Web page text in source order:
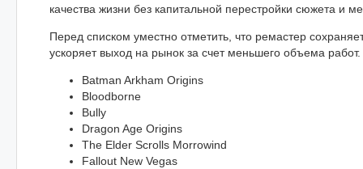
качества жизни без капитальной перестройки сюжета и
Перед списком уместно отметить, что ремастер
ускоряет выход на рынок за счет меньшего объема работ.
Batman Arkham Origins
Bloodborne
Bully
Dragon Age Origins
The Elder Scrolls Morrowind
Fallout New Vegas